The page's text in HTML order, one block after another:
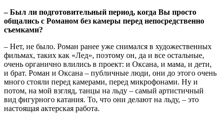
– Был ли подготовительный период, когда Вы просто
общались с Романом без камеры перед непосредственно
съемками?
– Нет, не было. Роман ранее уже снимался в художественных
фильмах, таких как «Лед», поэтому он, да и все остальные,
очень органично влились в проект: и Оксана, и мама, и дети,
и брат. Роман и Оксана – публичные люди, они до этого очень
много стояли перед камерами, перед микрофонами. Ну и
потом, на мой взгляд, танцы на льду – самый артистичный
вид фигурного катания. То, что они делают на льду, – это
настоящая актерская работа.